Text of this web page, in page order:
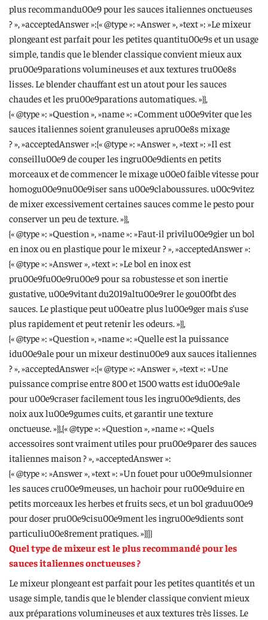
plus recommandu00e9 pour les sauces italiennes onctueuses
? », »acceptedAnswer »:{« @type »: »Answer », »text »: »Le mixeur
plongeant est parfait pour les petites quantitu00e9s et un usage
simple, tandis que le blender classique convient mieux aux
pru00e9parations volumineuses et aux textures tru00e8s
lisses. Le blender chauffant est un atout pour les sauces
chaudes et les pru00e9parations automatiques. »}},
{« @type »: »Question », »name »: »Comment u00e9viter que les
sauces italiennes soient granuleuses apru00e8s mixage
? », »acceptedAnswer »:{« @type »: »Answer », »text »: »Il est
conseillu00e9 de couper les ingru00e9dients en petits
morceaux et de commencer le mixage u00e0 faible vitesse pour
homogu00e9nu00e9iser sans u00e9claboussures. u00c9vitez
de mixer excessivement certaines sauces comme le pesto pour
conserver un peu de texture. »}},
{« @type »: »Question », »name »: »Faut-il privilu00e9gier un bol
en inox ou en plastique pour le mixeur ? », »acceptedAnswer »:
{« @type »: »Answer », »text »: »Le bol en inox est
pru00e9fu00e9ru00e9 pour sa robustesse et son inertie
gustative, u00e9vitant du2019altu00e9rer le gou00fbt des
sauces. Le plastique peut u00eatre plus lu00e9ger mais s’use
plus rapidement et peut retenir les odeurs. »}},
{« @type »: »Question », »name »: »Quelle est la puissance
idu00e9ale pour un mixeur destinu00e9 aux sauces italiennes
? », »acceptedAnswer »:{« @type »: »Answer », »text »: »Une
puissance comprise entre 800 et 1500 watts est idu00e9ale
pour u00e9craser facilement tous les ingru00e9dients, des
noix aux lu00e9gumes cuits, et garantir une texture
onctueuse. »}},{« @type »: »Question », »name »: »Quels
accessoires sont vraiment utiles pour pru00e9parer des sauces
italiennes maison ? », »acceptedAnswer »:
{« @type »: »Answer », »text »: »Un fouet pour u00e9mulsionner
les sauces cru00e9meuses, un hachoir pour ru00e9duire en
petits morceaux les herbes et fruits secs, et un bol graduu00e9
pour doser pru00e9cisu00e9ment les ingru00e9dients sont
particuliu00e8rement pratiques. »}}]}
Quel type de mixeur est le plus recommandé pour les
sauces italiennes onctueuses ?
Le mixeur plongeant est parfait pour les petites quantités et un
usage simple, tandis que le blender classique convient mieux
aux préparations volumineuses et aux textures très lisses. Le